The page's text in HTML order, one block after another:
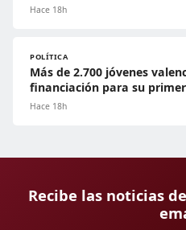
Hace 18h
POLÍTICA
Más de 2.700 jóvenes
financiación para su
Hace 18h
Recibe las noticias